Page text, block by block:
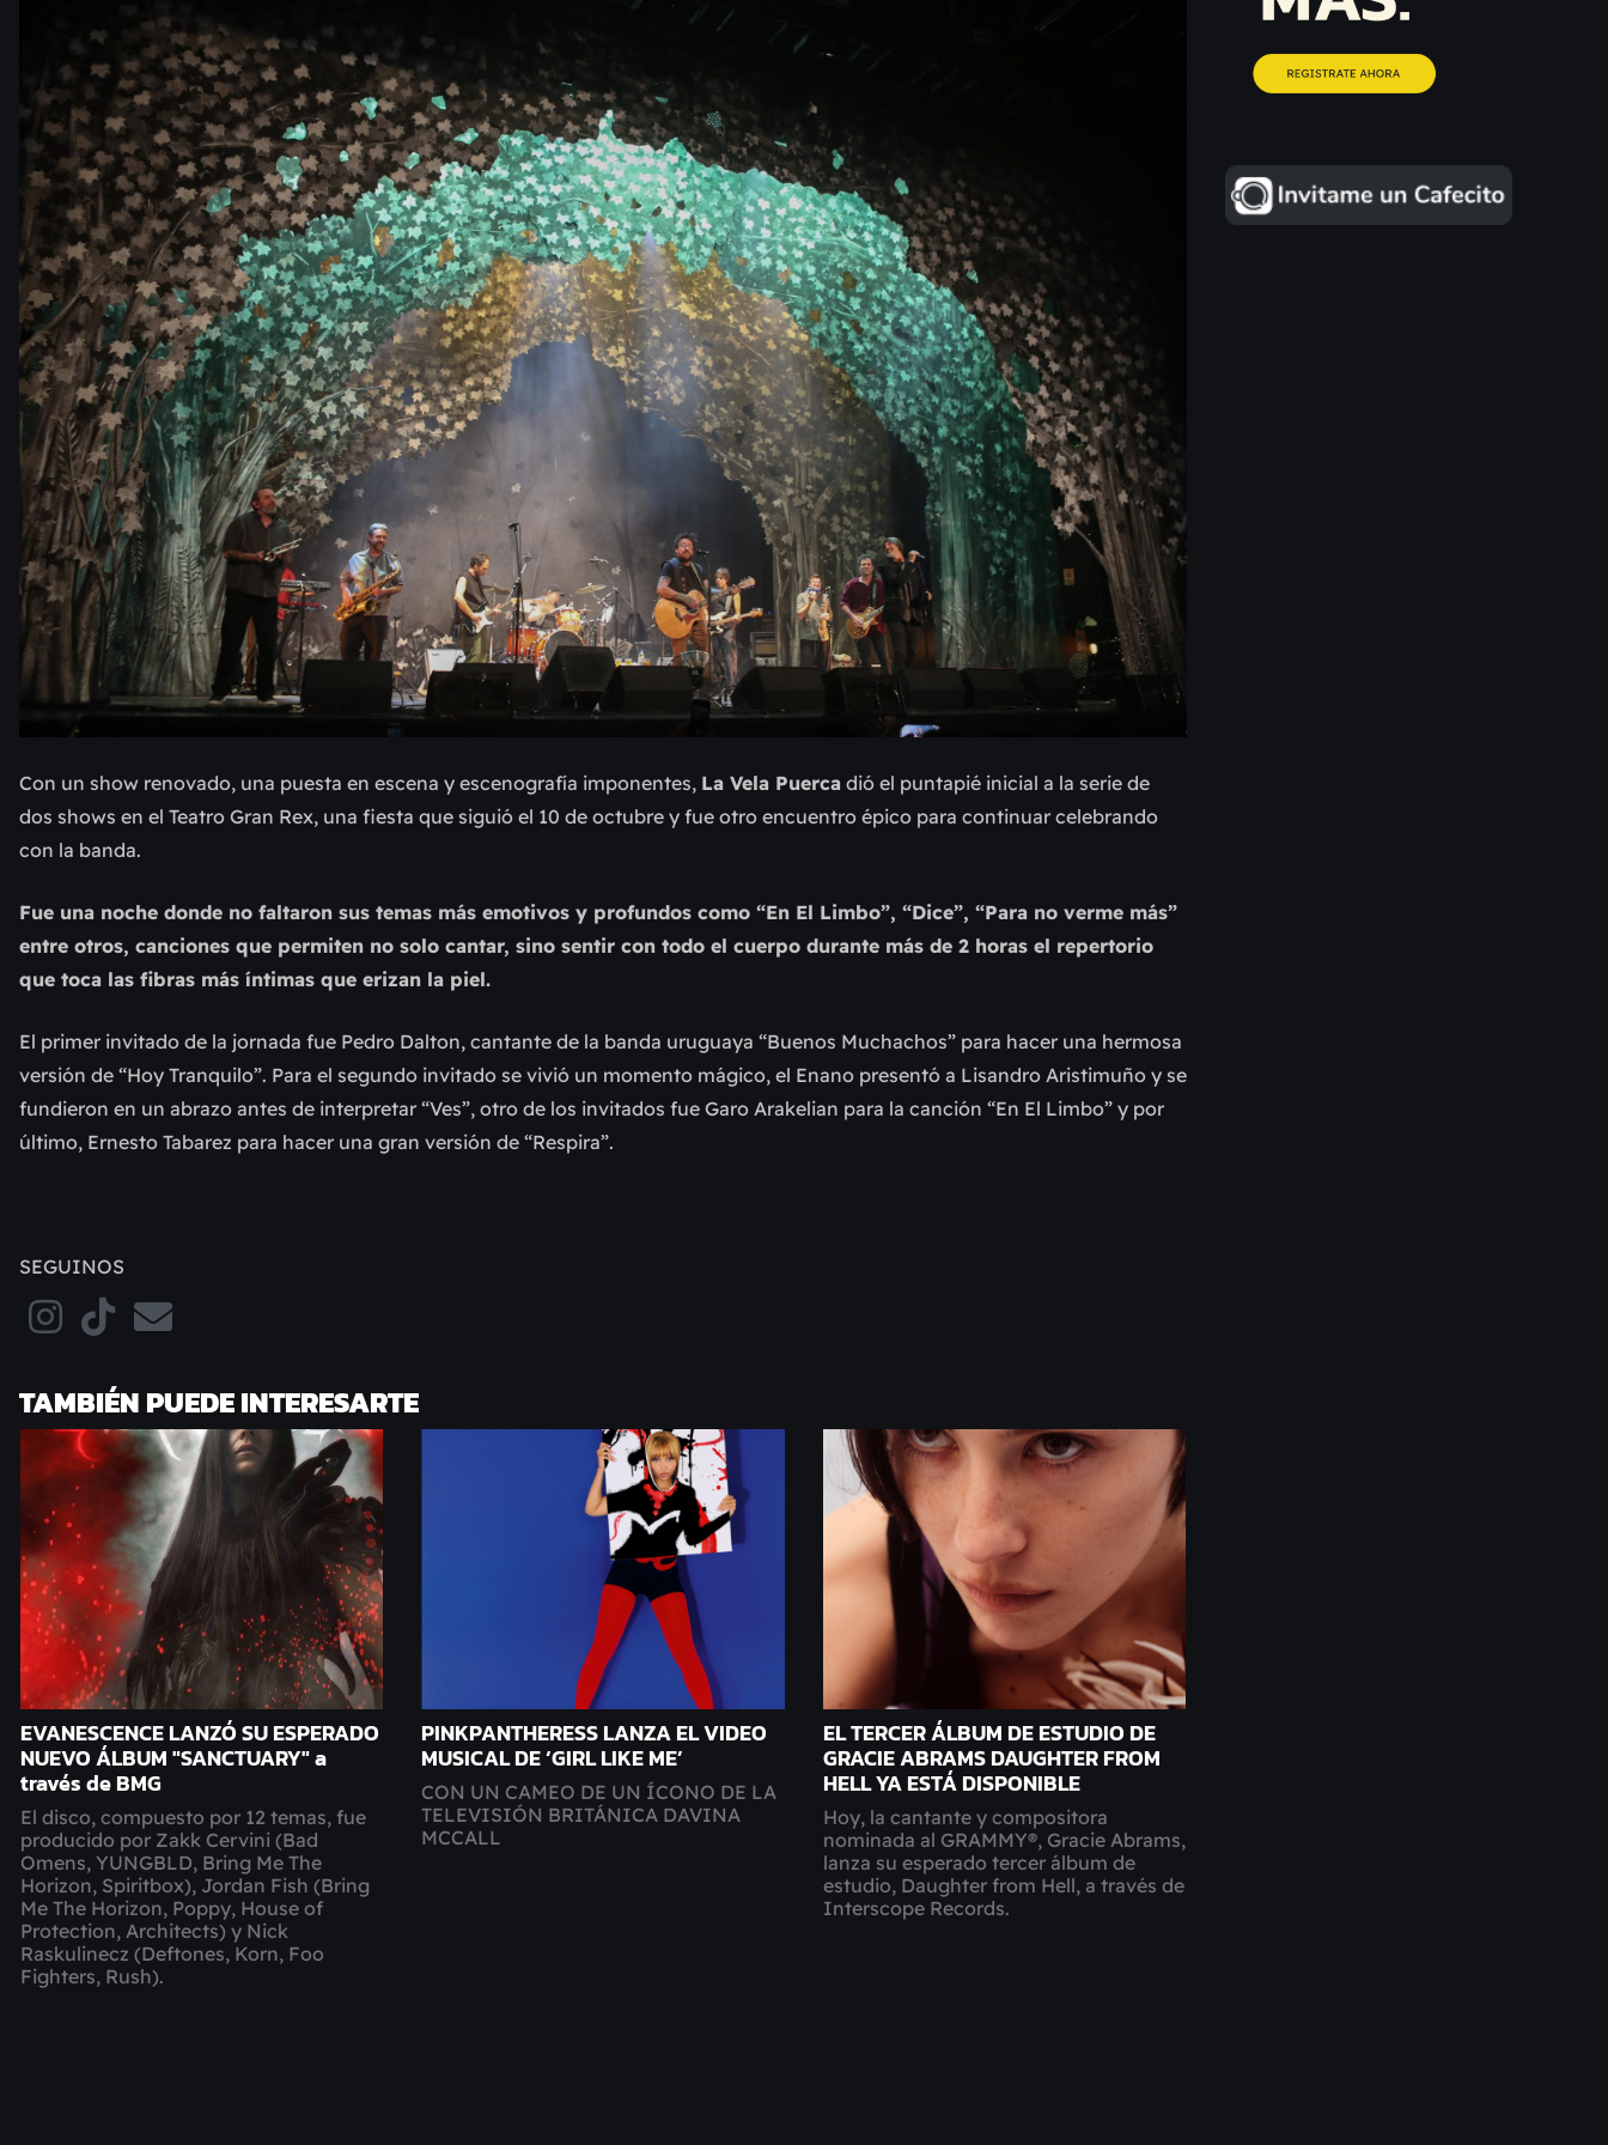
Con un show renovado, una puesta en escena y escenografía imponentes, La Vela Puerca dió el puntapié inicial a la serie de
dos shows en el Teatro Gran Rex, una fiesta que siguió el 10 de octubre y fue otro encuentro épico para continuar celebrando
con la banda.
Fue una noche donde no faltaron sus temas más emotivos y profundos como “En El Limbo”, “Dice”, “Para no verme más”
entre otros, canciones que permiten no solo cantar, sino sentir con todo el cuerpo durante más de 2 horas el repertorio
que toca las fibras más íntimas que erizan la piel.
El primer invitado de la jornada fue Pedro Dalton, cantante de la banda uruguaya “Buenos Muchachos” para hacer una hermosa
versión de “Hoy Tranquilo”. Para el segundo invitado se vivió un momento mágico, el Enano presentó a Lisandro Aristimuño y se
fundieron en un abrazo antes de interpretar “Ves”, otro de los invitados fue Garo Arakelian para la canción “En El Limbo” y por
último, Ernesto Tabarez para hacer una gran versión de “Respira”.
SEGUINOS
TAMBIÉN PUEDE INTERESARTE
EVANESCENCE LANZÓ SU ESPERADO
NUEVO ÁLBUM "SANCTUARY" a
través de BMG
El disco, compuesto por 12 temas, fue
producido por Zakk Cervini (Bad
Omens, YUNGBLD, Bring Me The
Horizon, Spiritbox), Jordan Fish (Bring
Me The Horizon, Poppy, House of
Protection, Architects) y Nick
Raskulinecz (Deftones, Korn, Foo
Fighters, Rush).
PINKPANTHERESS LANZA EL VIDEO
MUSICAL DE ‘GIRL LIKE ME’
CON UN CAMEO DE UN ÍCONO DE LA
TELEVISIÓN BRITÁNICA DAVINA
MCCALL
EL TERCER ÁLBUM DE ESTUDIO DE
GRACIE ABRAMS DAUGHTER FROM
HELL YA ESTÁ DISPONIBLE
Hoy, la cantante y compositora
nominada al GRAMMY®, Gracie Abrams,
lanza su esperado tercer álbum de
estudio, Daughter from Hell, a través de
Interscope Records.